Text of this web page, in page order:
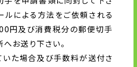
ルによる方法をご依頼される
円及び消費税分の郵便切手
お送り下さい。
た場合及び手数料が送付さ